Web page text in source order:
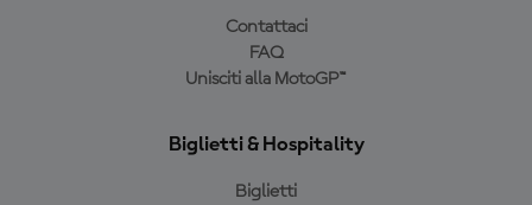
Contattaci
FAQ
Unisciti alla MotoGP™
Biglietti & Hospitality
Biglietti